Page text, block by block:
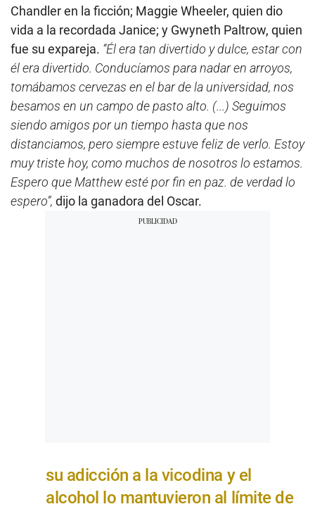
Chandler en la ficción; Maggie Wheeler, quien dio
vida a la recordada Janice; y Gwyneth Paltrow, quien
fue su expareja. “Él era tan divertido y dulce, estar con
él era divertido. Conducíamos para nadar en arroyos,
tomábamos cervezas en el bar de la universidad, nos
besamos en un campo de pasto alto. (...) Seguimos
siendo amigos por un tiempo hasta que nos
distanciamos, pero siempre estuve feliz de verlo. Estoy
muy triste hoy, como muchos de nosotros lo estamos.
Espero que Matthew esté por fin en paz. de verdad lo
espero”, dijo la ganadora del Oscar.
su adicción a la vicodina y el
alcohol lo mantuvieron al límite de